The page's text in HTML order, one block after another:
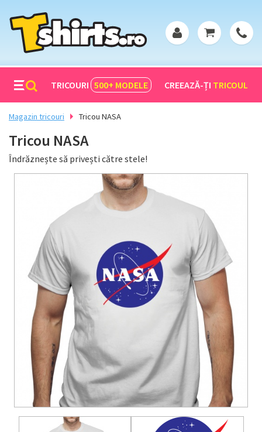
TRICOURI 500+ MODELE CREEAZĂ-ȚI TRICOUL
Magazin tricouri Tricou NASA
Tricou NASA
Îndrăznește să privești către stele!